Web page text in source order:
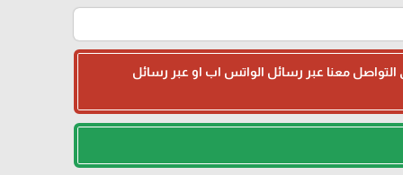
التواصل معنا عبر رسائل الواتس اب او عبر رسائل